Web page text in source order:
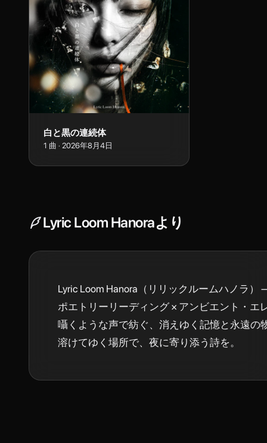
白と黒の連続体
1 曲 · 2026年8月4日
Lyric Loom Hanoraより
Lyric Loom Hanora（リリックルームハノラ）
ポエトリーリーディング × アンビエント・エ
囁くような声で紡ぐ、消えゆく記憶と永遠の
溶けてゆく場所で、夜に寄り添う詩を。